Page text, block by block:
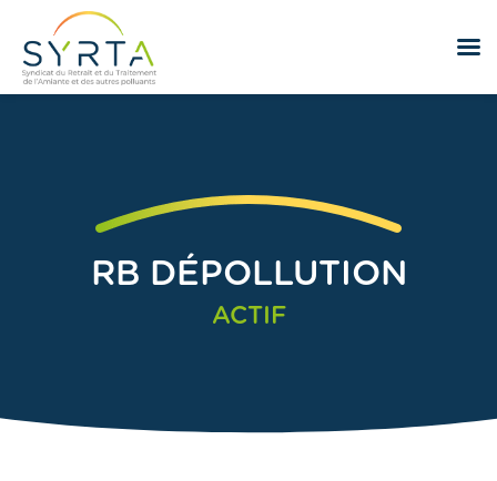
RB DÉPOLLUTION
ACTIF